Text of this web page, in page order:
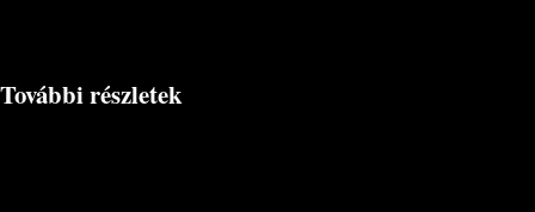
További részletek